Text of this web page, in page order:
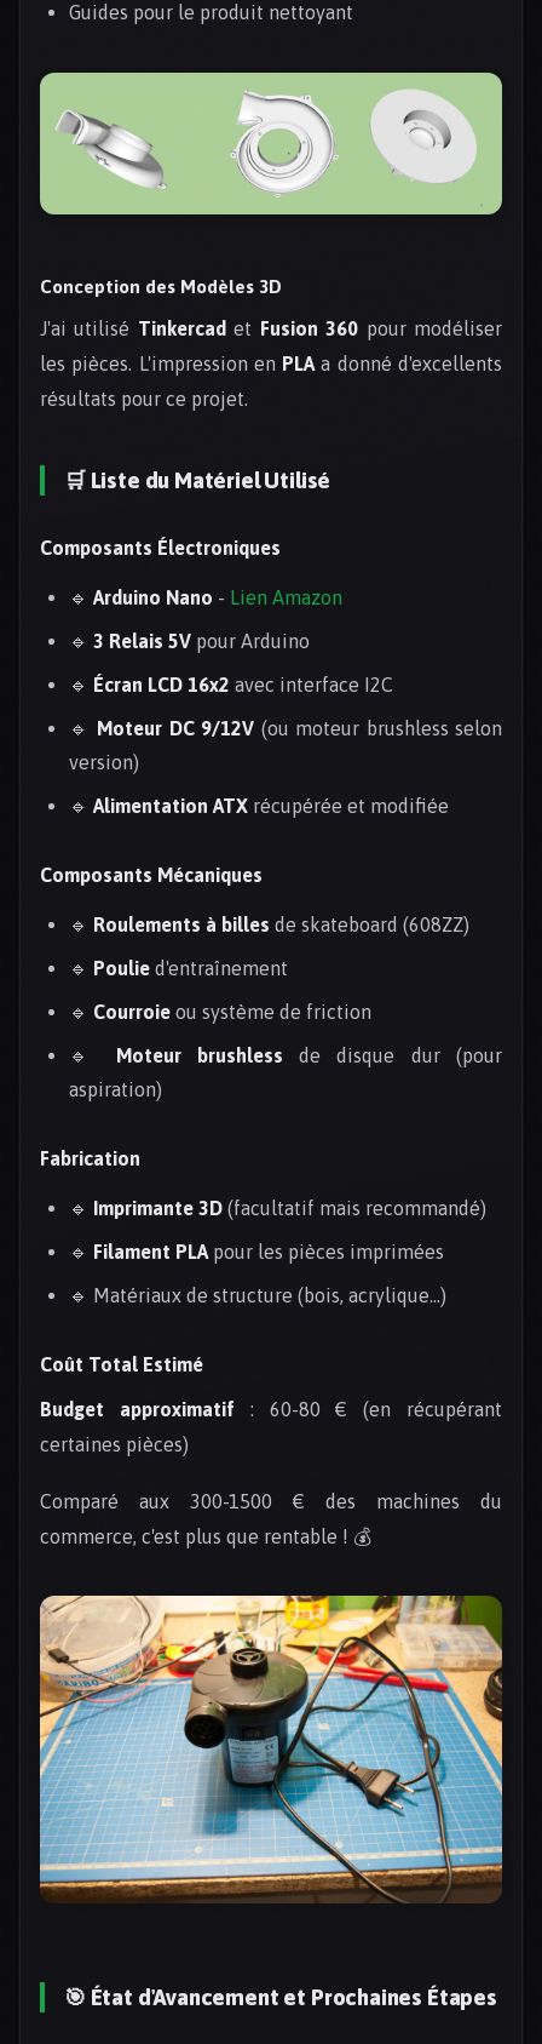
Guides pour le produit nettoyant
Conception des Modèles 3D
J'ai utilisé Tinkercadet Fusion 360 pour modéliser
les pièces. L'impression en PLA a donné d'excellents
résultats pour ce projet.
🛒 Liste du Matériel Utilisé
Composants Électroniques
🔹 Arduino Nano - Lien Amazon
🔹 3 Relais 5V pour Arduino
🔹 Écran LCD 16x2 avec interface I2C
🔹 Moteur DC 9/12V (ou moteur brushless selon
version)
🔹 Alimentation ATX récupérée et modifiée
Composants Mécaniques
🔹 Roulements à billes de skateboard (608ZZ)
🔹 Poulie d'entraînement
🔹 Courroie ou système de friction
🔹 Moteur brushless de disque dur (pour
aspiration)
Fabrication
🔹 Imprimante 3D (facultatif mais recommandé)
🔹 Filament PLA pour les pièces imprimées
🔹 Matériaux de structure (bois, acrylique...)
Coût Total Estimé
Budget approximatif: 60-80 € (en récupérant
certaines pièces)
Comparé aux 300-1500 € des machines du
commerce, c'est plus que rentable ! 💰
🎯 État d'Avancement et Prochaines Étapes